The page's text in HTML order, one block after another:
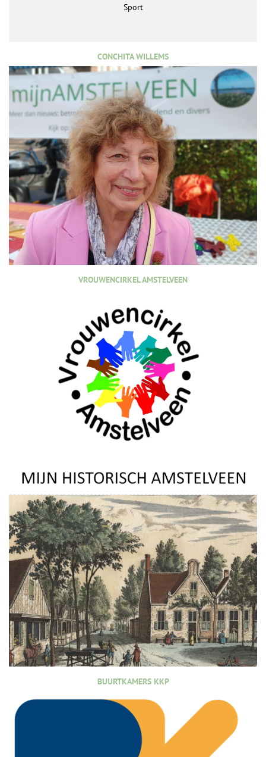
Sport
CONCHITA WILLEMS
VROUWENCIRKEL AMSTELVEEN
BUURTKAMERS KKP